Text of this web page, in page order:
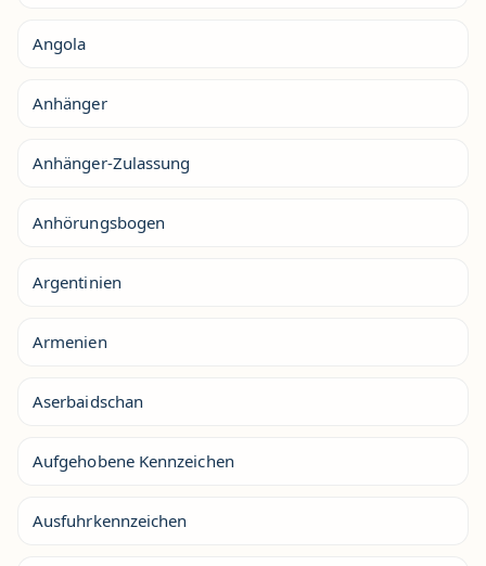
Angola
Anhänger
Anhänger-Zulassung
Anhörungsbogen
Argentinien
Armenien
Aserbaidschan
Aufgehobene Kennzeichen
Ausfuhrkennzeichen